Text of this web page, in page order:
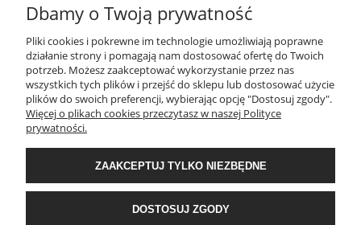
SPOSOBY PŁATNOŚCI ORAZ CZAS I KOSZTY DOSTAWY
DOSTAWY
KONTAKT
WYMIANA / ZWROTY / REKLAMACJE
REGULAMINY
Dbamy o Twoją prywatność
Pliki cookies i pokrewne im technologie umożliwiają poprawne
działanie strony i pomagają nam dostosować ofertę do Twoich
potrzeb. Możesz zaakceptować wykorzystanie przez nas
wszystkich tych plików i przejść do sklepu lub dostosować użycie
plików do swoich preferencji, wybierając opcję "Dostosuj zgody".
Więcej o plikach cookies przeczytasz w naszej Polityce
prywatności.
ZAAKCEPTUJ TYLKO NIEZBĘDNE
DOSTOSUJ ZGODY